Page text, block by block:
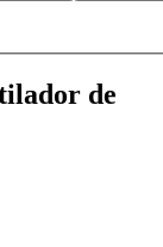
de